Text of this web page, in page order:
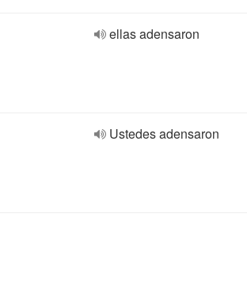
ellas adensaron
Ustedes adensaron